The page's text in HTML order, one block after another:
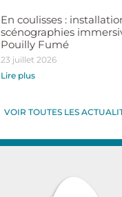
En coulisses :
scénographies
Pouilly Fumé
23 juillet 2026
Lire plus
VOIR TOUTES LES